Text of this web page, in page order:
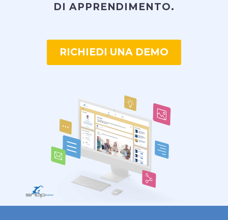
DI APPRENDIMENTO.
RICHIEDI UNA DEMO